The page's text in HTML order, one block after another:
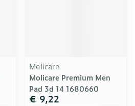
Molicare
Molicare Premium Men
Pad 3d 14 1680660
€ 9,22